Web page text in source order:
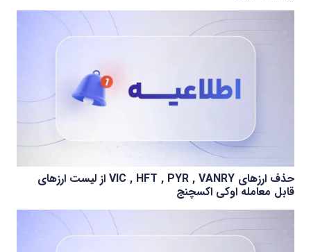
حذف ارزهای VIC , HFT , PYR , VANRY از لیست ارزهای
قابل معامله اوکی اکسچنج